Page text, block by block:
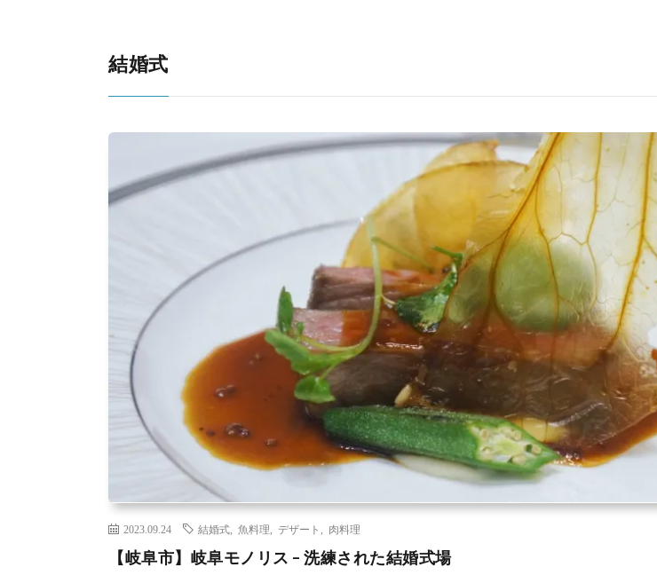
結婚式
2023.09.24 結婚式 魚料理 デザート 肉料理
【岐阜市】岐阜モノリス – 洗練された結婚式場